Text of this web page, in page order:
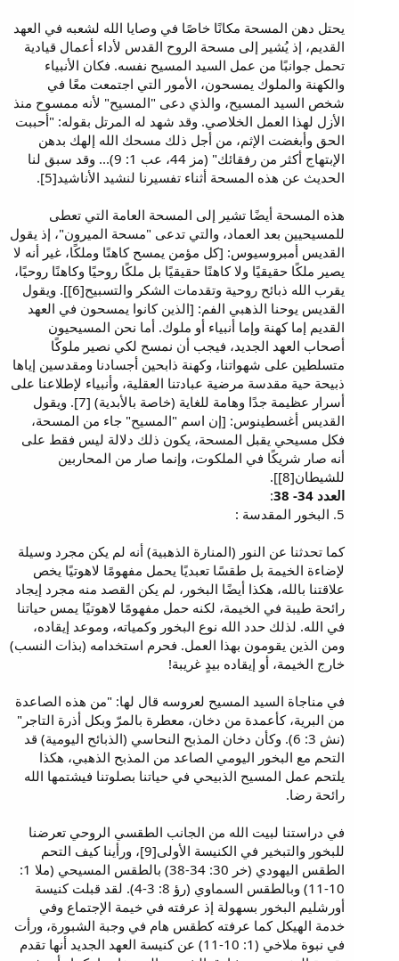
يحتل دهن المسحة مكانًا خاصًا في وصايا الله لشعبه في العهد
القديم، إذ يُشير إلى مسحة الروح القدس لأداء أعمال قيادية
تحمل جوانبًا من عمل السيد المسيح نفسه. فكان الأنبياء
والكهنة والملوك يمسحون، الأمور التي اجتمعت معًا في
شخص السيد المسيح، والذي دعى "المسيح" لأنه ممسوح منذ
الأزل لهذا العمل الخلاصي. وقد شهد له المرتل بقوله: "أحببت
الحق وأبغضت الإثم، من أجل ذلك مسحك الله إلهك بدهن
الإبتهاج أكثر من رفقائك" (مز 44، عب 1: 9)... وقد سبق لنا
الحديث عن هذه المسحة أثناء تفسيرنا لنشيد الأناشيد[5].
هذه المسحة أيضًا تشير إلى المسحة العامة التي تعطى
للمسيحيين بعد العماد، والتي تدعى "مسحة الميرون"، إذ يقول
القديس أمبروسيوس: [كل مؤمن يمسح كاهنًا وملكًا، غير أنه لا
يصير ملكًا حقيقيًا ولا كاهنًا حقيقيًا بل ملكًا روحيًا وكاهنًا روحيًا،
يقرب الله ذبائح روحية وتقدمات الشكر والتسبيح[6]]. ويقول
القديس يوحنا الذهبي الفم: [الذين كانوا يمسحون في العهد
القديم إما كهنة وإما أنبياء أو ملوك. أما نحن المسيحيون
أصحاب العهد الجديد، فيجب أن نمسح لكي نصير ملوكًا
متسلطين على شهواتنا، وكهنة ذابحين أجسادنا ومقدسين إياها
ذبيحة حية مقدسة مرضية عبادتنا العقلية، وأنبياء لإطلاعنا على
أسرار عظيمة جدًا وهامة للغاية (خاصة بالأبدية) [7]. ويقول
القديس أغسطينوس: [إن اسم "المسيح" جاء من المسحة،
فكل مسيحي يقبل المسحة، يكون ذلك دلالة ليس فقط على
أنه صار شريكًا في الملكوت، وإنما صار من المحاربين
للشيطان[8]].
العدد 34- 38
:
5. البخور المقدسة :
كما تحدثنا عن النور (المنارة الذهبية) أنه لم يكن مجرد وسيلة
لإضاءة الخيمة بل طقسًا تعبديًا يحمل مفهومًا لاهوتيًا يخص
علاقتنا بالله، هكذا أيضًا البخور، لم يكن القصد منه مجرد إيجاد
رائحة طيبة في الخيمة، لكنه حمل مفهومًا لاهوتيًا يمس حياتنا
في الله. لذلك حدد الله نوع البخور وكمياته، وموعد إيقاده،
ومن الذين يقومون بهذا العمل. فحرم استخدامه (بذات النسب)
خارج الخيمة، أو إيقاده بيدٍ غريبة!
في مناجاة السيد المسيح لعروسه قال لها: "من هذه الصاعدة
من البرية، كأعمدة من دخان، معطرة بالمرّ وبكل أذرة التاجر"
(نش 3: 6). وكأن دخان المذبح النحاسي (الذبائح اليومية) قد
التحم مع البخور اليومي الصاعد من المذبح الذهبي، هكذا
يلتحم عمل المسيح الذبيحي في حياتنا بصلوتنا فيشتمها الله
رائحة رضا.
في دراستنا لبيت الله من الجانب الطقسي الروحي تعرضنا
للبخور والتبخير في الكنيسة الأولى[9]، ورأينا كيف التحم
الطقس اليهودي (خر 30: 34-38) بالطقس المسيحي (ملا 1:
10-11) وبالطقس السماوي (رؤ 8: 3-4). لقد قبلت كنيسة
أورشليم البخور بسهولة إذ عرفته في خيمة الإجتماع وفي
خدمة الهيكل كما عرفته كطقس هام في وجبة الشبورة، ورأت
في نبوة ملاخي (1: 10-11) عن كنيسة العهد الجديد أنها تقدم